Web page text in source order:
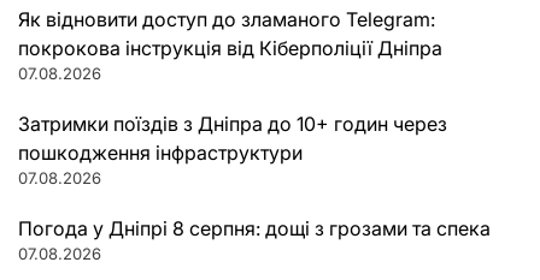
Як відновити доступ до зламаного Telegram:
покрокова інструкція від Кіберполіції Дніпра
07.08.2026
Затримки поїздів з Дніпра до 10+ годин через
пошкодження інфраструктури
07.08.2026
Погода у Дніпрі 8 серпня: дощі з грозами та спека
07.08.2026